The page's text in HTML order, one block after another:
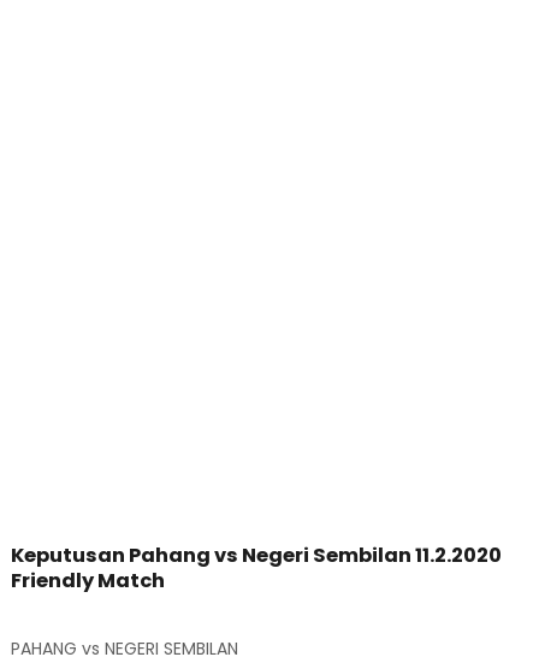
Keputusan Pahang vs Negeri Sembilan 11.2.2020
Friendly Match
PAHANG vs NEGERI SEMBILAN